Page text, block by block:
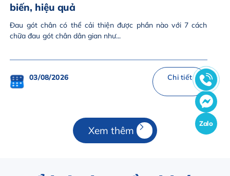
biến, hiệu quả
Đau gót chân có thể cải thiện được phần nào với 7 cách
chữa đau gót chân dân gian như...
03/08/2026 Chi tiết
Xem thêm
Zalo